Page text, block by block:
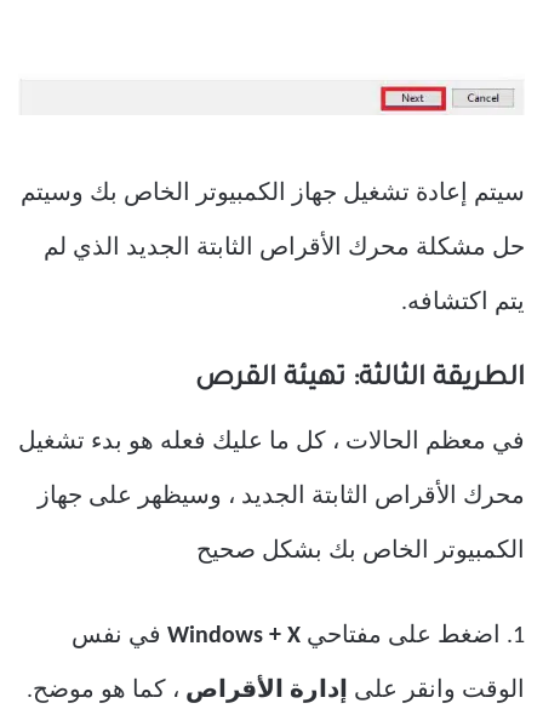
سيتم إعادة تشغيل جهاز الكمبيوتر الخاص بك وسيتم
حل مشكلة محرك الأقراص الثابتة الجديد الذي لم
يتم اكتشافه.
الطريقة الثالثة: تهيئة القرص
في معظم الحالات ، كل ما عليك فعله هو بدء تشغيل
محرك الأقراص الثابتة الجديد ، وسيظهر على جهاز
الكمبيوتر الخاص بك بشكل صحيح
1. اضغط على مفتاحي Windows + X في نفس
الوقت وانقر على إدارة الأقراص ، كما هو موضح.